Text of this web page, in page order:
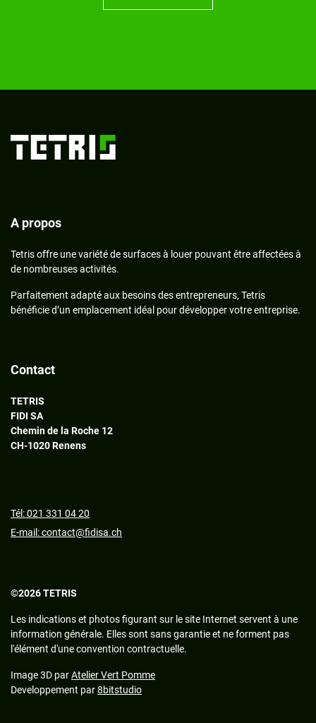
A propos
Tetris offre une variété de surfaces à louer pouvant être affectées à
de nombreuses activités.
Parfaitement adapté aux besoins des entrepreneurs, Tetris
bénéficie d’un emplacement idéal pour développer votre entreprise.
Contact
TETRIS
FIDI SA
Chemin de la Roche 12
CH-1020 Renens
Tél: 021 331 04 20
E-mail: contact@fidisa.ch
©2026 TETRIS
Les indications et photos figurant sur le site Internet servent à une
information générale. Elles sont sans garantie et ne forment pas
l'élément d'une convention contractuelle.
Image 3D parAtelier Vert Pomme
Developpement par8bitstudio